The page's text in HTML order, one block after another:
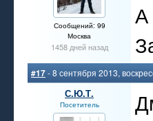
Сообщений: 99
Москва
1458 дней назад
А
#17- 8 сентября 2013,
С.Ю.Т.
Посетитель